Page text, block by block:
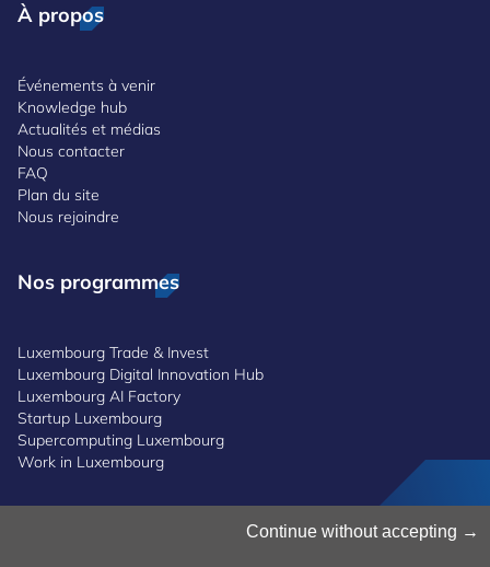
À propos
Événements à venir
Knowledge hub
Actualités et médias
Nous contacter
FAQ
Plan du site
Nous rejoindre
Nos programmes
Luxembourg Trade & Invest
Luxembourg Digital Innovation Hub
Luxembourg AI Factory
Startup Luxembourg
Supercomputing Luxembourg
Work in Luxembourg
Continue without accepting